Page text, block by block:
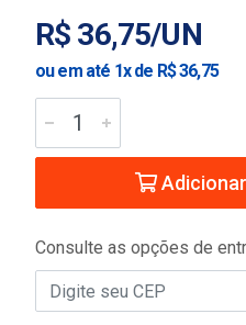
R$ 36,75/UN
ou em até 1x de R$ 36,75
Consulte as opções de